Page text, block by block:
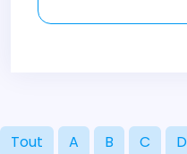
Tout A B C D